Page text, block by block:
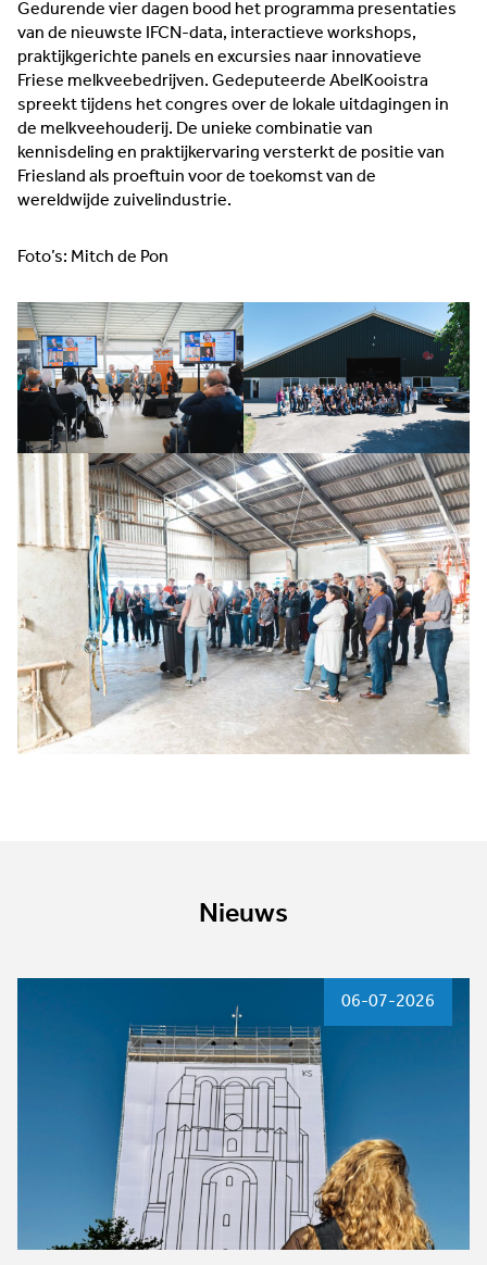
Gedurende vier dagen bood het programma presentaties
van de nieuwste IFCN-data, interactieve workshops,
praktijkgerichte panels en excursies naar innovatieve
Friese melkveebedrijven. Gedeputeerde AbelKooistra
spreekt tijdens het congres over de lokale uitdagingen in
de melkveehouderij. De unieke combinatie van
kennisdeling en praktijkervaring versterkt de positie van
Friesland als proeftuin voor de toekomst van de
wereldwijde zuivelindustrie.
Foto’s: Mitch de Pon
Nieuws
06-07-2026